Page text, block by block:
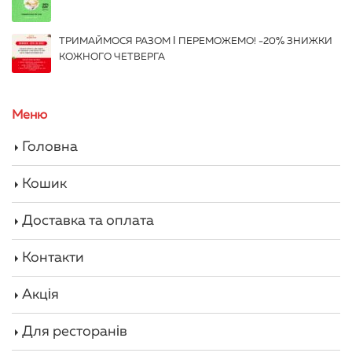
ТРИМАЙМОСЯ РАЗОМ І ПЕРЕМОЖЕМО! -20% ЗНИЖКИ
КОЖНОГО ЧЕТВЕРГА
Меню
Головна
Кошик
Доставка та оплата
Контакти
Акція
Для ресторанів